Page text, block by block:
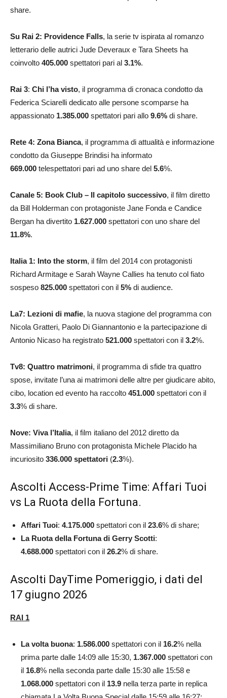
share.
Su Rai 2: Providence Falls, la serie tv ispirata al romanzo
letterario delle autrici Jude Deveraux e Tara Sheets ha
coinvolto 405.000 spettatori pari al 3.1%.
Rai 3: Chi l’ha visto, il programma di cronaca condotto da
Federica Sciarelli dedicato alle persone scomparse ha
appassionato 1.385.000 spettatori pari allo 9.6% di share.
Rete 4: Zona Bianca, il programma di attualità e informazione
condotto da Giuseppe Brindisi ha informato
669.000 telespettatori pari ad uno share del 5.6%.
Canale 5: Book Club – Il capitolo successivo, il film diretto
da Bill Holderman con protagoniste Jane Fonda e Candice
Bergan ha divertito 1.627.000 spettatori con uno share del
11.8%.
Italia 1: Into the storm, il film del 2014 con protagonisti
Richard Armitage e Sarah Wayne Callies ha tenuto col fiato
sospeso 825.000 spettatori con il 5% di audience.
La7: Lezioni di mafie, la nuova stagione del programma con
Nicola Gratteri, Paolo Di Giannantonio e la partecipazione di
Antonio Nicaso ha registrato 521.000 spettatori con il 3.2%.
Tv8: Quattro matrimoni, il programma di sfide tra quattro
spose, invitate l’una ai matrimoni delle altre per giudicare abito,
cibo, location ed evento ha raccolto 451.000 spettatori con il
3.3% di share.
Nove: Viva l’Italia, il film italiano del 2012 diretto da
Massimiliano Bruno con protagonista Michele Placido ha
incuriosito 336.000 spettatori (2.3%).
Ascolti Access-Prime Time: Affari Tuoi
vs La Ruota della Fortuna.
Affari Tuoi: 4.175.000 spettatori con il 23.6% di share;
La Ruota della Fortuna di Gerry Scotti:
4.688.000 spettatori con il 26.2% di share.
Ascolti DayTime Pomeriggio, i dati del
17 giugno 2026
RAI 1
La volta buona: 1.586.000 spettatori con il 16.2% nella
prima parte dalle 14:09 alle 15:30, 1.367.000 spettatori con
il 16.8% nella seconda parte dalle 15:30 alle 15:58 e
1.068.000 spettatori con il 13.9 nella terza parte in replica